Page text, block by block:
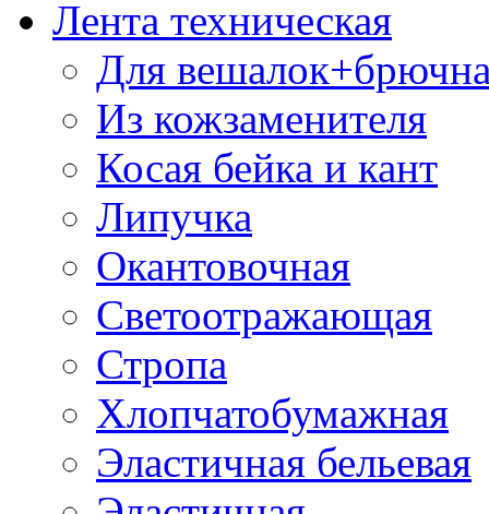
Лента техническая
Для
Из кожзаменителя
Косая бейка и кант
Липучка
Окантовочная
Светоотражающая
Стропа
Хлопчатобумажная
Эластичная бельевая